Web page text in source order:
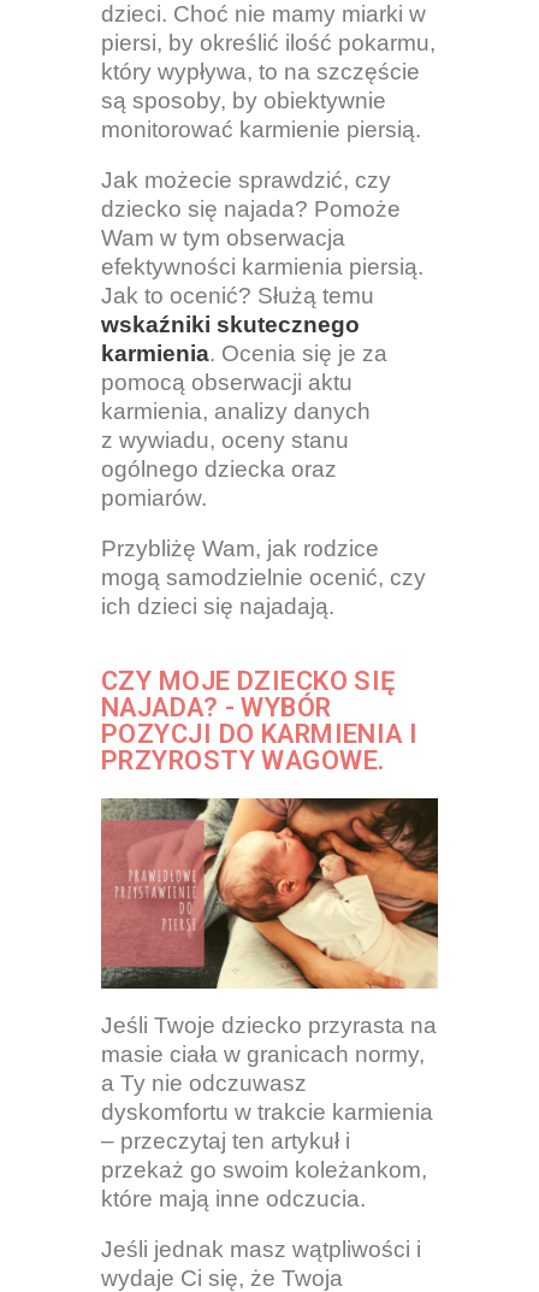
dzieci. Choć nie mamy miarki w
piersi, by określić ilość pokarmu,
który wypływa, to na szczęście
są sposoby, by obiektywnie
monitorować karmienie piersią.
Jak możecie sprawdzić, czy
dziecko się najada? Pomoże
Wam w tym obserwacja
efektywności karmienia piersią.
Jak to ocenić? Służą temu
wskaźniki skutecznego
karmienia. Ocenia się je za
pomocą obserwacji aktu
karmienia, analizy danych
z wywiadu, oceny stanu
ogólnego dziecka oraz
pomiarów.
Przybliżę Wam, jak rodzice
mogą samodzielnie ocenić, czy
ich dzieci się najadają.
CZY MOJE DZIECKO SIĘ
NAJADA? - WYBÓR
POZYCJI DO KARMIENIA I
PRZYROSTY WAGOWE.
Jeśli Twoje dziecko przyrasta na
masie ciała w granicach normy,
a Ty nie odczuwasz
dyskomfortu w trakcie karmienia
– przeczytaj ten artykuł i
przekaż go swoim koleżankom,
które mają inne odczucia.
Jeśli jednak masz wątpliwości i
wydaje Ci się, że Twoja